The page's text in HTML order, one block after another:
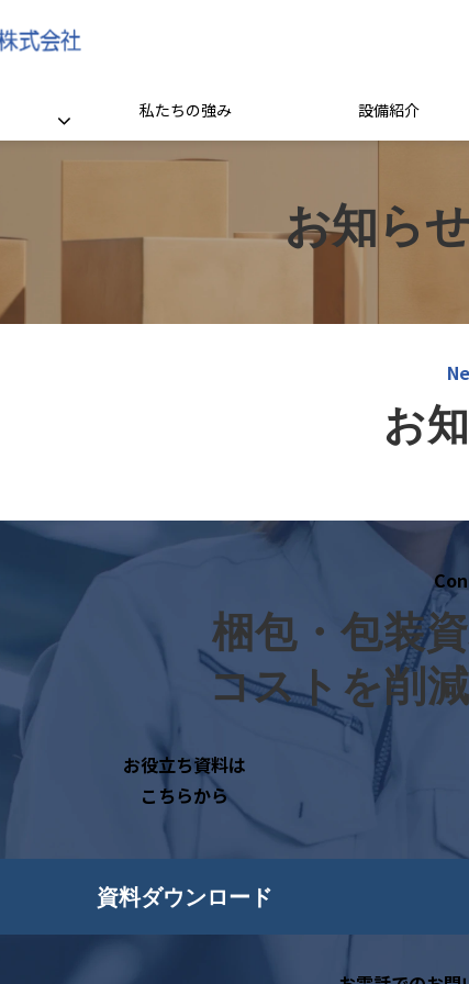
私たちの強み 設備紹介
お知ら
お
梱包・包装
コストを削
お役立ち資料は
こちらから
資料ダウンロード